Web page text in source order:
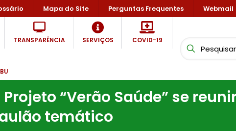
Mapa do Site Perguntas Frequentes Webmail
TRANSPARÊNCIA SERVIÇOS COVID-19
“Verão Saúde” se
temático